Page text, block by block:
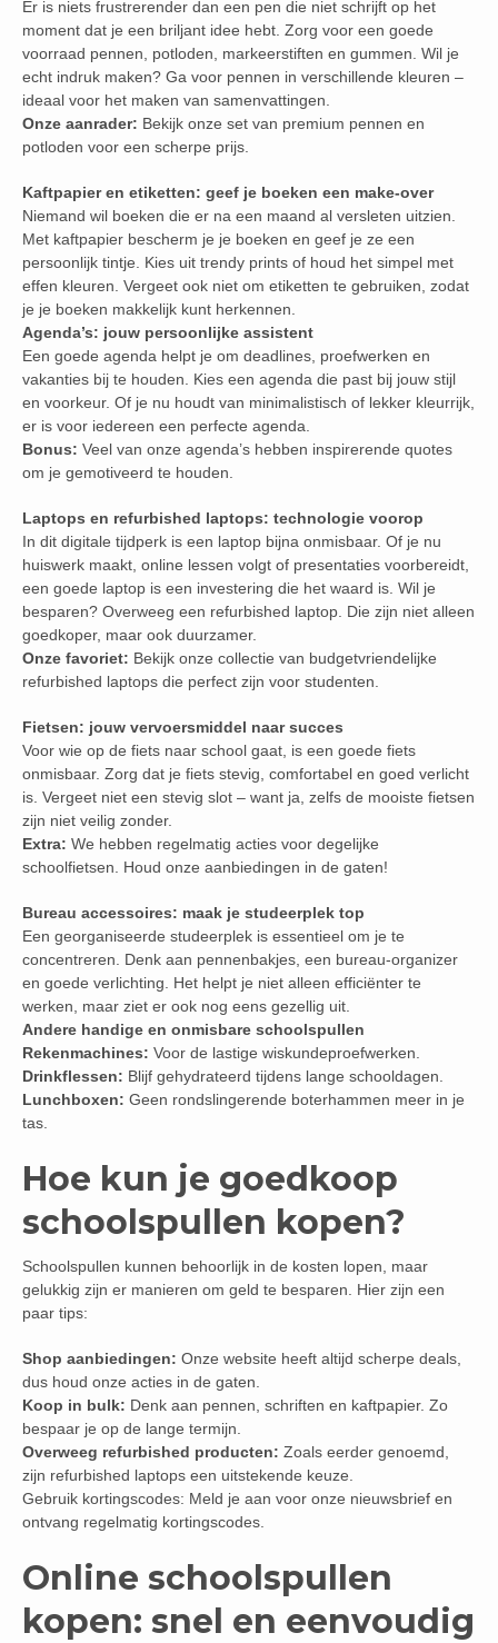
Er is niets frustrerender dan een pen die niet schrijft op het
moment dat je een briljant idee hebt. Zorg voor een goede
voorraad pennen, potloden, markeerstiften en gummen. Wil je
echt indruk maken? Ga voor pennen in verschillende kleuren –
ideaal voor het maken van samenvattingen.
Onze aanrader: Bekijk onze set van premium pennen en
potloden voor een scherpe prijs.
Kaftpapier en etiketten: geef je boeken een make-over
Niemand wil boeken die er na een maand al versleten uitzien.
Met kaftpapier bescherm je je boeken en geef je ze een
persoonlijk tintje. Kies uit trendy prints of houd het simpel met
effen kleuren. Vergeet ook niet om etiketten te gebruiken, zodat
je je boeken makkelijk kunt herkennen.
Agenda’s: jouw persoonlijke assistent
Een goede agenda helpt je om deadlines, proefwerken en
vakanties bij te houden. Kies een agenda die past bij jouw stijl
en voorkeur. Of je nu houdt van minimalistisch of lekker kleurrijk,
er is voor iedereen een perfecte agenda.
Bonus: Veel van onze agenda’s hebben inspirerende quotes
om je gemotiveerd te houden.
Laptops en refurbished laptops: technologie voorop
In dit digitale tijdperk is een laptop bijna onmisbaar. Of je nu
huiswerk maakt, online lessen volgt of presentaties voorbereidt,
een goede laptop is een investering die het waard is. Wil je
besparen? Overweeg een refurbished laptop. Die zijn niet alleen
goedkoper, maar ook duurzamer.
Onze favoriet: Bekijk onze collectie van budgetvriendelijke
refurbished laptops die perfect zijn voor studenten.
Fietsen: jouw vervoersmiddel naar succes
Voor wie op de fiets naar school gaat, is een goede fiets
onmisbaar. Zorg dat je fiets stevig, comfortabel en goed verlicht
is. Vergeet niet een stevig slot – want ja, zelfs de mooiste fietsen
zijn niet veilig zonder.
Extra: We hebben regelmatig acties voor degelijke
schoolfietsen. Houd onze aanbiedingen in de gaten!
Bureau accessoires: maak je studeerplek top
Een georganiseerde studeerplek is essentieel om je te
concentreren. Denk aan pennenbakjes, een bureau-organizer
en goede verlichting. Het helpt je niet alleen efficiënter te
werken, maar ziet er ook nog eens gezellig uit.
Andere handige en onmisbare schoolspullen
Rekenmachines: Voor de lastige wiskundeproefwerken.
Drinkflessen: Blijf gehydrateerd tijdens lange schooldagen.
Lunchboxen: Geen rondslingerende boterhammen meer in je
tas.
Hoe kun je goedkoop
schoolspullen kopen?
Schoolspullen kunnen behoorlijk in de kosten lopen, maar
gelukkig zijn er manieren om geld te besparen. Hier zijn een
paar tips:
Shop aanbiedingen: Onze website heeft altijd scherpe deals,
dus houd onze acties in de gaten.
Koop in bulk: Denk aan pennen, schriften en kaftpapier. Zo
bespaar je op de lange termijn.
Overweeg refurbished producten: Zoals eerder genoemd,
zijn refurbished laptops een uitstekende keuze.
Gebruik kortingscodes: Meld je aan voor onze nieuwsbrief en
ontvang regelmatig kortingscodes.
Online schoolspullen
kopen: snel en eenvoudig